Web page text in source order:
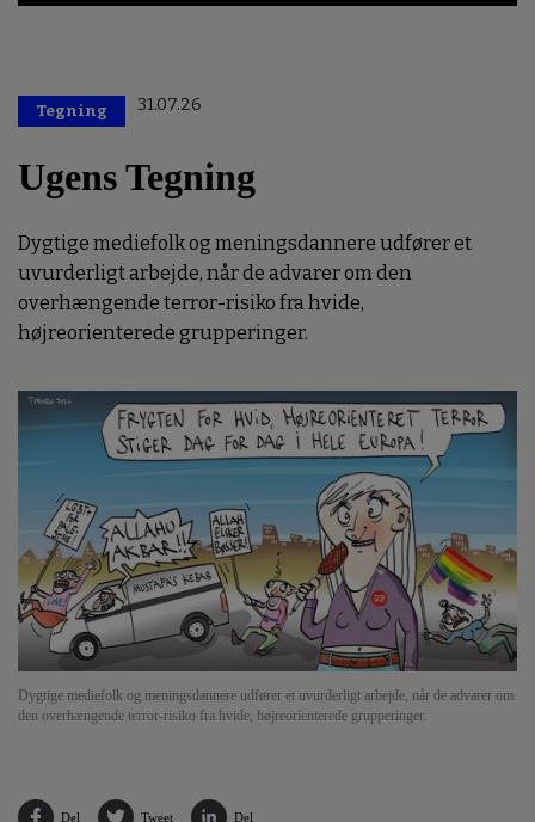
Tegning 31.07.26
Ugens Tegning
Dygtige mediefolk og meningsdannere udfører et
uvurderligt arbejde, når de advarer om den
overhængende terror-risiko fra hvide,
højreorienterede grupperinger.
Dygtige mediefolk og meningsdannere udfører et uvurderligt arbejde, når de advarer om
den overhængende terror-risiko fra hvide, højreorienterede grupperinger.
Del Tweet Del